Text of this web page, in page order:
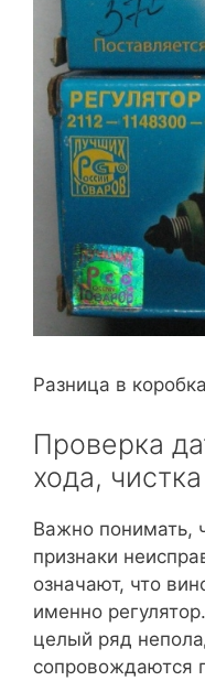
Разница в
Проверка
хода,
Важно понимать,
признаки
означают, что
именно
целый ряд
сопровождаются